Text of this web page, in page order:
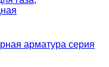
арматура серия